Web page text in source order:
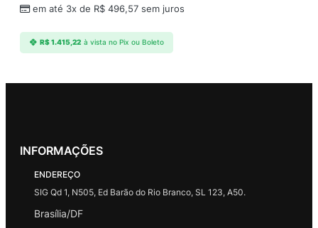
em até 3x de R$ 496,57 sem juros
R$1.415,22 à vista no Pix ou Boleto
INFORMAÇÕES
ENDEREÇO
SIG Qd 1, N505, Ed Barão do Rio Branco, SL 123, A50.
Brasília/DF